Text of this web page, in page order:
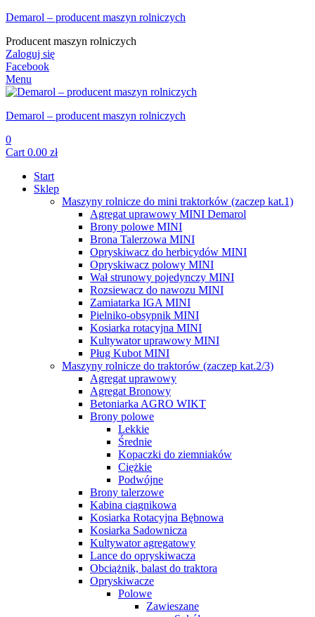
Demarol – producent maszyn rolniczych
Producent maszyn rolniczych
Zaloguj się
Facebook
Menu
Demarol – producent maszyn rolniczych
0
Cart 0.00 zł
Start
Sklep
Maszyny rolnicze do mini traktorków (zaczep kat.1)
Agregat uprawowy MINI Demarol
Brony polowe MINI
Brona Talerzowa MINI
Opryskiwacz do herbicydów MINI
Opryskiwacz polowy MINI
Wał strunowy pojedynczy MINI
Rozsiewacz do nawozu MINI
Zamiatarka IGA MINI
Pielniko-obsypnik MINI
Kosiarka rotacyjna MINI
Kultywator uprawowy MINI
Pług Kubot MINI
Maszyny rolnicze do traktorów (zaczep kat.2/3)
Agregat uprawowy
Agregat Bronowy
Betoniarka AGRO WIKT
Brony polowe
Lekkie
Średnie
Kopaczki do ziemniaków
Ciężkie
Podwójne
Brony talerzowe
Kabina ciągnikowa
Kosiarka Rotacyjna Bębnowa
Kosiarka Sadownicza
Kultywator agregatowy
Lance do opryskiwacza
Obciążnik, balast do traktora
Opryskiwacze
Polowe
Zawieszane